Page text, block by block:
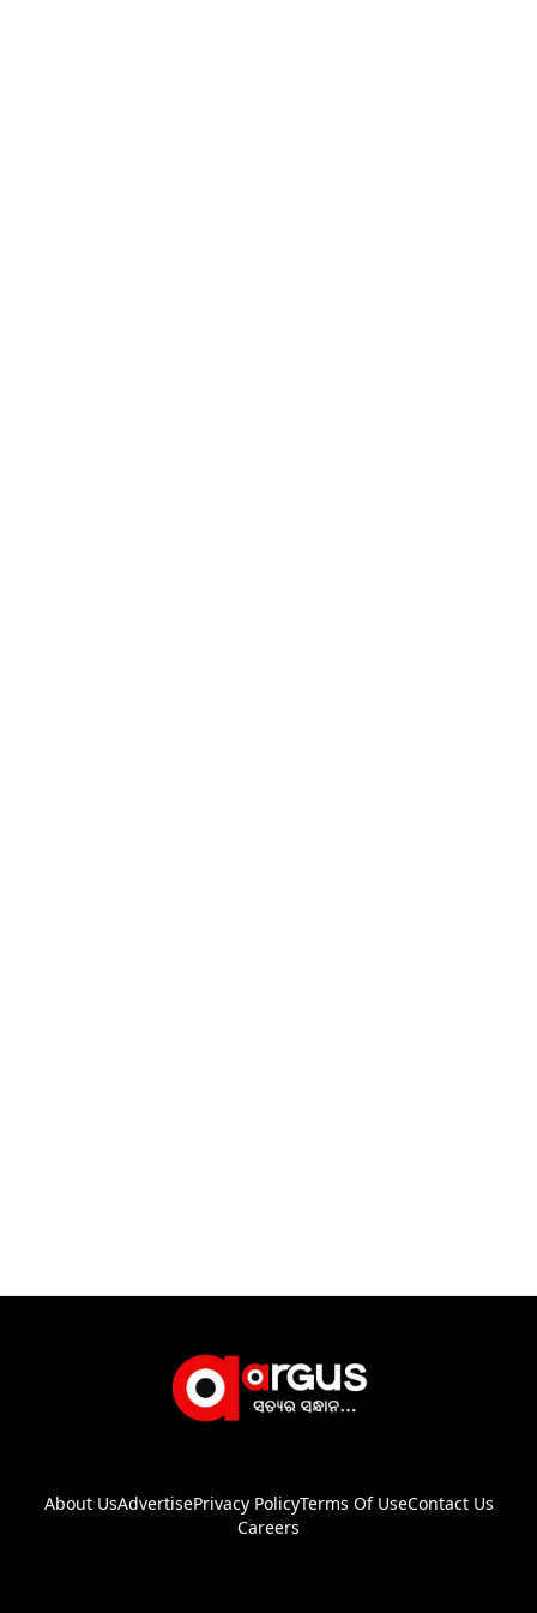
About UsAdvertisePrivacy PolicyTerms Of UseContact Us
Careers